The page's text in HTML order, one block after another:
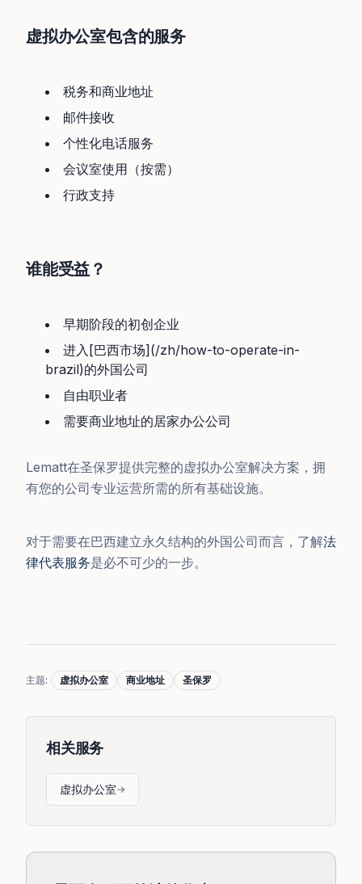
虚拟办公室包含的服务
税务和商业地址
邮件接收
个性化电话服务
会议室使用（按需）
行政支持
谁能受益？
早期阶段的初创企业
进入[巴西市场](/zh/how-to-operate-in-
brazil)的外国公司
自由职业者
需要商业地址的居家办公公司
Lematt在圣保罗提供完整的虚拟办公室解决方案，拥
有您的公司专业运营所需的所有基础设施。
对于需要在巴西建立永久结构的外国公司而言，了解法
律代表服务是必不可少的一步。
主题: 虚拟办公室 商业地址 圣保罗
相关服务
虚拟办公室→